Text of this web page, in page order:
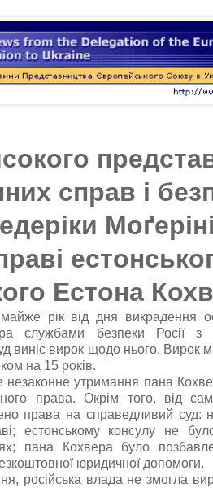
справ і
Естона
рік від дня викрадення
службами безпеки Росії з
виніс вирок щодо нього. Вирок
на 15 років.
незаконне утримання пана
права. Окрім того, від
права на справедливий суд:
естонському консулу не
пана Кохвера було
юридичної допомоги.
російська влада не змогла